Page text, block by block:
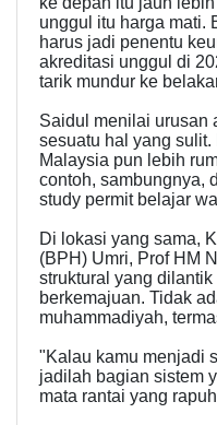
unggul itu harga mati.
harus jadi penentu
akreditasi unggul di
tarik mundur ke
Saidul menilai urusan
sesuatu hal yang
Malaysia pun lebih
contoh, sambungnya,
study permit belajar
Di lokasi yang sama,
(BPH) Umri, Prof HM
struktural yang
berkemajuan. Tidak
muhammadiyah,
"Kalau kamu menjadi
jadilah bagian sistem
mata rantai yang